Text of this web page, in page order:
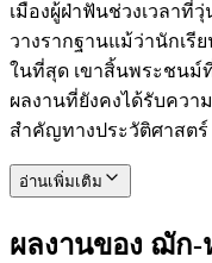
เมืองผู้ฝ่าฟันช่วงเวลาที่
วางรากฐานแม้ว่านักเรี
ในที่สุด เขาสิ้นพระชนม์
ผลงานที่ยังคงได้รับควา
สำคัญทางประวัติศาสตร์
อ่านเพิ่มเติม
ผลงานของ ฌัก-